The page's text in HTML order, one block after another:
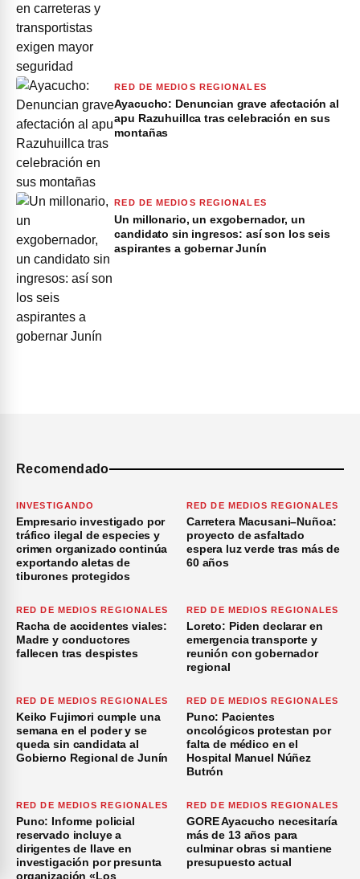
RED DE MEDIOS REGIONALES
Ayacucho: Denuncian grave afectación al
apu Razuhuillca tras celebración en sus
montañas
RED DE MEDIOS REGIONALES
Un millonario, un exgobernador, un
candidato sin ingresos: así son los seis
aspirantes a gobernar Junín
Recomendado
INVESTIGANDO
Empresario investigado por
tráfico ilegal de especies y
crimen organizado continúa
exportando aletas de
tiburones protegidos
RED DE MEDIOS REGIONALES
Carretera Macusani–Nuñoa:
proyecto de asfaltado
espera luz verde tras más de
60 años
RED DE MEDIOS REGIONALES
Racha de accidentes viales:
Madre y conductores
fallecen tras despistes
RED DE MEDIOS REGIONALES
Loreto: Piden declarar en
emergencia transporte y
reunión con gobernador
regional
RED DE MEDIOS REGIONALES
Keiko Fujimori cumple una
semana en el poder y se
queda sin candidata al
Gobierno Regional de Junín
RED DE MEDIOS REGIONALES
Puno: Pacientes
oncológicos protestan por
falta de médico en el
Hospital Manuel Núñez
Butrón
RED DE MEDIOS REGIONALES
Puno: Informe policial
reservado incluye a
dirigentes de Ilave en
investigación por presunta
organización «Los
RED DE MEDIOS REGIONALES
GORE Ayacucho necesitaría
más de 13 años para
culminar obras si mantiene
presupuesto actual